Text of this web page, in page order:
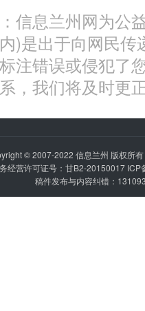
信息兰州网为公
)是出于向网民
注错误或侵犯了
，我们将及时更
© 2007-2022 信息兰州 版权所
经营许可证号：甘B2-20150017 ICP
稿件发布与内容纠错：